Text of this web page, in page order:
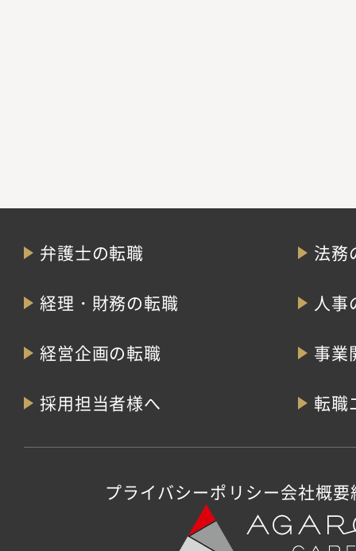
弁護士の転職 法務
経理・財務の転職 人事
経営企画の転職 事業
採用担当者様へ 転職
プライバシーポリシー会社概要